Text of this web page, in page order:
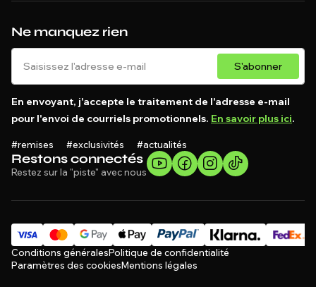
Restons connectés
Restez sur la "piste" avec nous
Ne manquez rien
S'abonner
En envoyant, j'accepte le traitement de l'adresse e-mail
pour l'envoi de courriels promotionnels. En savoir plus ici.
#remises #exclusivités #actualités
Conditions généralesPolitique de confidentialité
Paramètres des cookiesMentions légales